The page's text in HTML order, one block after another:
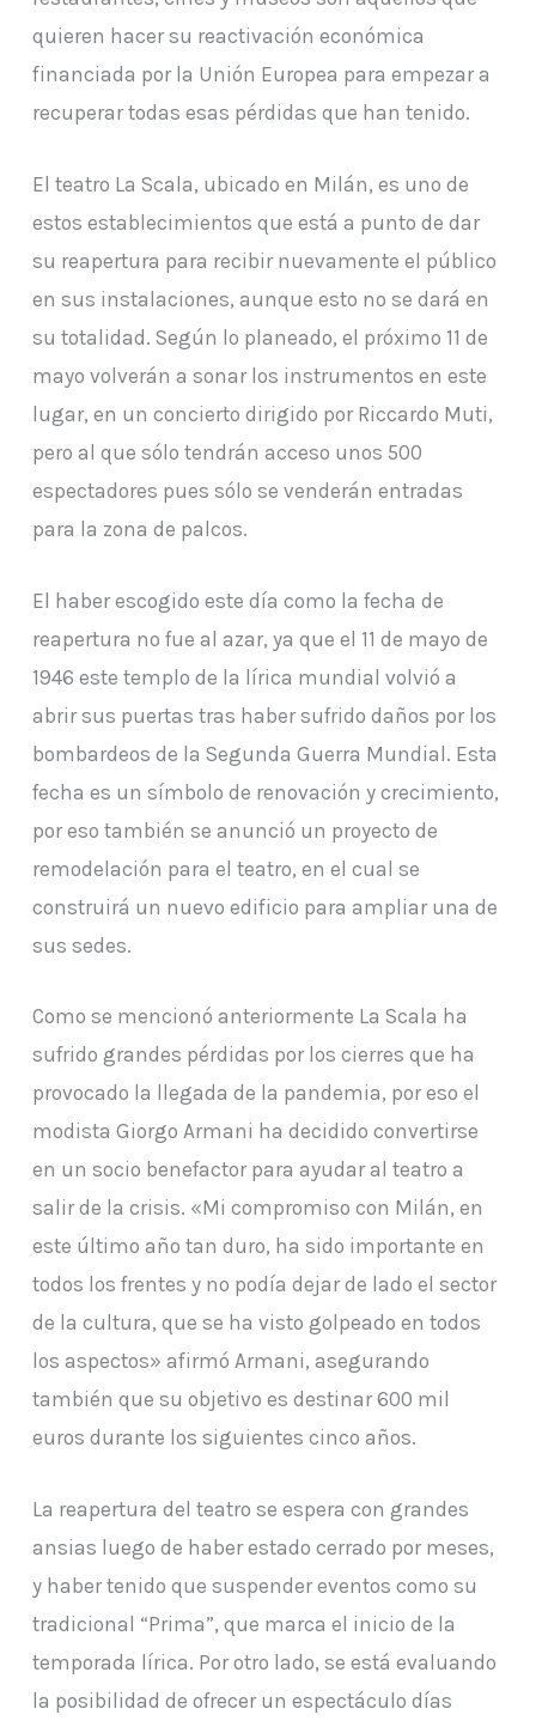
quieren hacer su reactivación económica
financiada por la Unión Europea para empezar a
recuperar todas esas pérdidas que han tenido.
El teatro La Scala, ubicado en Milán, es uno de
estos establecimientos que está a punto de dar
su reapertura para recibir nuevamente el público
en sus instalaciones, aunque esto no se dará en
su totalidad. Según lo planeado, el próximo 11 de
mayo volverán a sonar los instrumentos en este
lugar, en un concierto dirigido por Riccardo Muti,
pero al que sólo tendrán acceso unos 500
espectadores pues sólo se venderán entradas
para la zona de palcos.
El haber escogido este día como la fecha de
reapertura no fue al azar, ya que el 11 de mayo de
1946 este templo de la lírica mundial volvió a
abrir sus puertas tras haber sufrido daños por los
bombardeos de la Segunda Guerra Mundial. Esta
fecha es un símbolo de renovación y crecimiento,
por eso también se anunció un proyecto de
remodelación para el teatro, en el cual se
construirá un nuevo edificio para ampliar una de
sus sedes.
Como se mencionó anteriormente La Scala ha
sufrido grandes pérdidas por los cierres que ha
provocado la llegada de la pandemia, por eso el
modista Giorgo Armani ha decidido convertirse
en un socio benefactor para ayudar al teatro a
salir de la crisis. «Mi compromiso con Milán, en
este último año tan duro, ha sido importante en
todos los frentes y no podía dejar de lado el sector
de la cultura, que se ha visto golpeado en todos
los aspectos» afirmó Armani, asegurando
también que su objetivo es destinar 600 mil
euros durante los siguientes cinco años.
La reapertura del teatro se espera con grandes
ansias luego de haber estado cerrado por meses,
y haber tenido que suspender eventos como su
tradicional “Prima”, que marca el inicio de la
temporada lírica. Por otro lado, se está evaluando
la posibilidad de ofrecer un espectáculo días